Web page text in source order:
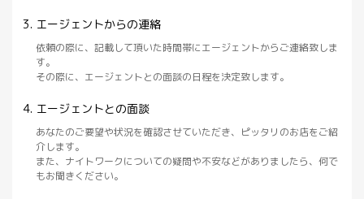
エージェントからの連絡
依頼の際に、記載して頂いた時間帯にエージェントからご連絡致しま
す。
その際に、エージェントとの面談の日程を決定致します。
エージェントとの面談
あなたのご要望や状況を確認させていただき、ピッタリのお店をご紹
介します。
また、ナイトワークについての疑問や不安などがありましたら、何で
もお聞きください。